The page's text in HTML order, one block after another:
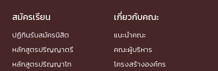
สมัครเรียน
ปฏิทินรับสมัครนิสิต
หลักสูตรปริญญาตรี
หลักสูตรปริญญาโท
เกี่ยวกับคณะ
แนะนำคณะ
คณะผู้บริหาร
โครงสร้างองค์กร